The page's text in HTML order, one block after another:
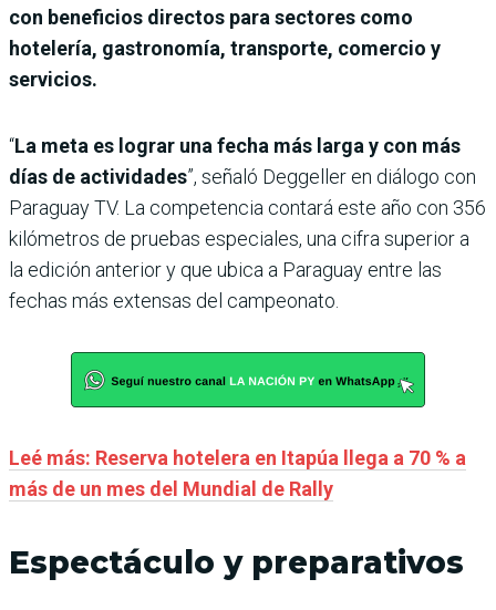
con beneficios directos para sectores como
hotelería, gastronomía, transporte, comercio y
servicios.
“La meta es lograr una fecha más larga y con más
días de actividades”, señaló Deggeller en diálogo con
Paraguay TV. La competencia contará este año con 356
kilómetros de pruebas especiales, una cifra superior a
la edición anterior y que ubica a Paraguay entre las
fechas más extensas del campeonato.
Leé más: Reserva hotelera en Itapúa llega a 70 % a
más de un mes del Mundial de Rally
Espectáculo y preparativos